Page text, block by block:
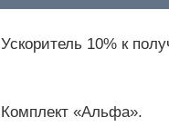
Ускоритель 10% к
Комплект «Альфа».